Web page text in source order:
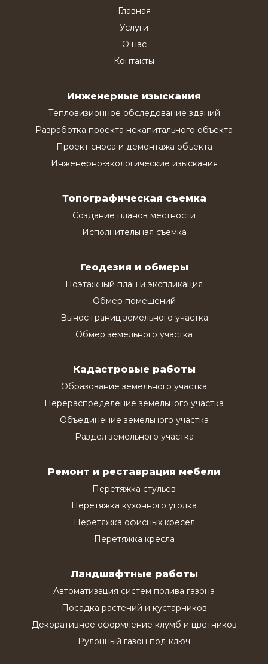
Главная
Услуги
О нас
Контакты
Инженерные изыскания
Тепловизионное обследование зданий
Разработка проекта некапитального объекта
Проект сноса и демонтажа объекта
Инженерно-экологические изыскания
Топографическая съемка
Создание планов местности
Исполнительная съемка
Геодезия и обмеры
Поэтажный план и экспликация
Обмер помещений
Вынос границ земельного участка
Обмер земельного участка
Кадастровые работы
Образование земельного участка
Перераспределение земельного участка
Объединение земельного участка
Раздел земельного участка
Ремонт и реставрация мебели
Перетяжка стульев
Перетяжка кухонного уголка
Перетяжка офисных кресел
Перетяжка кресла
Ландшафтные работы
Автоматизация систем полива газона
Посадка растений и кустарников
Декоративное оформление клумб и цветников
Рулонный газон под ключ